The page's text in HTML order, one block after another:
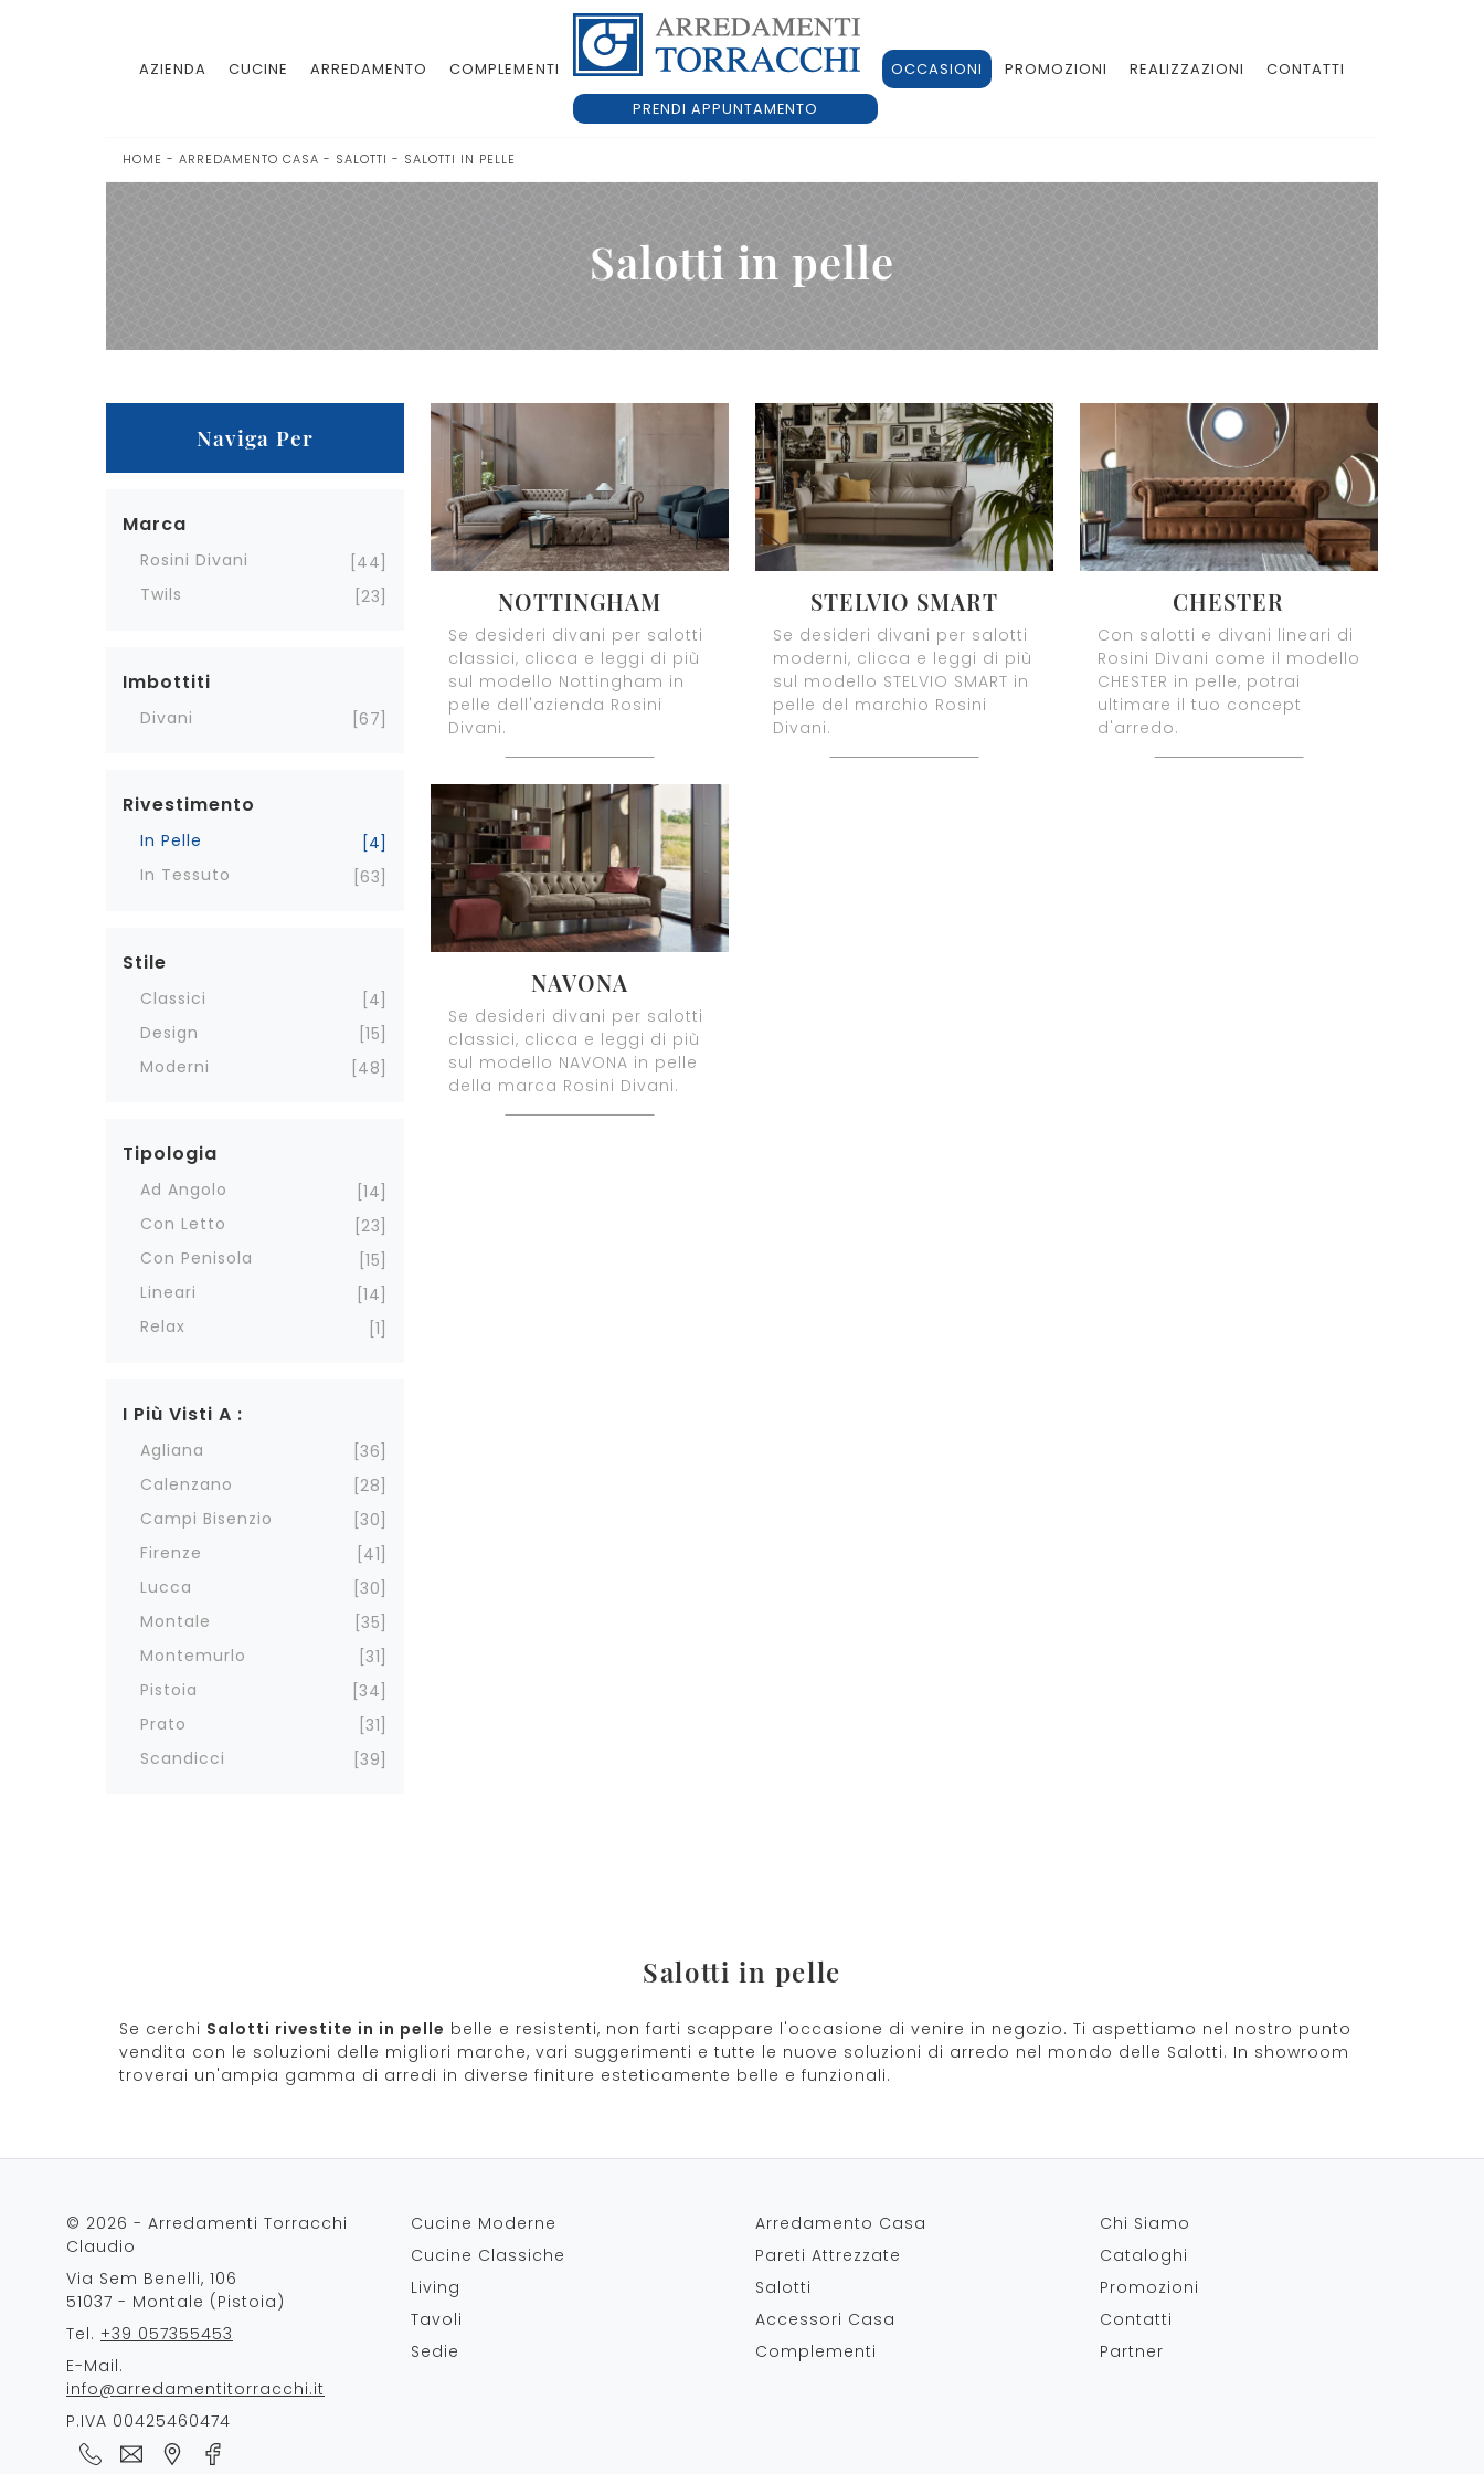
AZIENDA CUCINE ARREDAMENTO COMPLEMENTI
PRENDI APPUNTAMENTO
OCCASIONI PROMOZIONI REALIZZAZIONI CONTATTI
HOME - ARREDAMENTO CASA - SALOTTI - SALOTTI IN PELLE
Salotti in pelle
Naviga Per
Marca
Rosini Divani
44
Twils
23
Imbottiti
Divani 67
Rivestimento
In Pelle
4
In Tessuto
63
Stile
Classici
4
Design
15
Moderni
48
Tipologia
Ad Angolo
14
Con Letto
23
Con Penisola
15
Lineari
14
Relax
1
I Più Visti A :
Agliana
36
Calenzano
28
Campi Bisenzio
30
Firenze
41
Lucca
30
Montale
35
Montemurlo
31
Pistoia
34
Prato
31
Scandicci
39
NOTTINGHAM
Se desideri divani per salotti
classici, clicca e leggi di più
sul modello Nottingham in
pelle dell'azienda Rosini
Divani.
STELVIO SMART
Se desideri divani per salotti
moderni, clicca e leggi di più
sul modello STELVIO SMART in
pelle del marchio Rosini
Divani.
CHESTER
Con salotti e divani lineari di
Rosini Divani come il modello
CHESTER in pelle, potrai
ultimare il tuo concept
d'arredo.
NAVONA
Se desideri divani per salotti
classici, clicca e leggi di più
sul modello NAVONA in pelle
della marca Rosini Divani.
Salotti in pelle
Se cerchi Salotti rivestite in in pelle belle e resistenti, non farti scappare l'occasione di venire in negozio. Ti aspettiamo nel nostro punto
vendita con le soluzioni delle migliori marche, vari suggerimenti e tutte le nuove soluzioni di arredo nel mondo delle Salotti. In showroom
troverai un'ampia gamma di arredi in diverse finiture esteticamente belle e funzionali.
© 2026 - Arredamenti Torracchi
Claudio
Via Sem Benelli, 106
51037 - Montale (Pistoia)
Tel. +39 057355453
E-Mail.
info@arredamentitorracchi.it
P.IVA 00425460474
Cucine Moderne
Cucine Classiche
Living
Tavoli
Sedie
Arredamento Casa
Pareti Attrezzate
Salotti
Accessori Casa
Complementi
Chi Siamo
Cataloghi
Promozioni
Contatti
Partner